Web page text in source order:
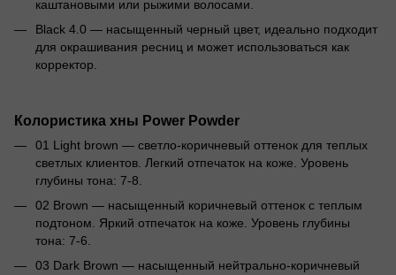
каштановыми или рыжими волосами.
Black 4.0 — насыщенный черный цвет, идеально подходит
для окрашивания ресниц и может использоваться как
корректор.
Колористика хны Power Powder
01 Light brown — светло-коричневый оттенок для теплых
светлых клиентов. Легкий отпечаток на коже. Уровень
глубины тона: 7-8.
02 Brown — насыщенный коричневый оттенок с теплым
подтоном. Яркий отпечаток на коже. Уровень глубины
тона: 7-6.
03 Dark Brown — насыщенный нейтрально-коричневый